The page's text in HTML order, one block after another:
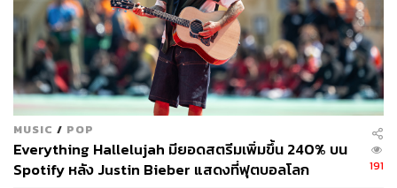
Cars, Run, Open Your Eyesแต่หลังจากที่ออกอัลบั้มFallen
Empiresเมื่อปี 2011 พวกเขาก็ห่างหายจากวงการเพลงเป็น
เวลาชั่วขณะ แต่ระหว่างที่เว้นวรรคจากการทำงานเพลง แกรี
ไลต์บอดี้ (Gary Lightbody) ฟรอนต์แมนของ Snow Patrol
ก็ได้ไปปรากฏตัวในซีรีส์
Game of Thronesในบทบาทพล
ทหารของโบลตัน ผู้ส่งตัวนักโทษบริแอน และเจมี แลนนิส
เตอร์ อีกทั้งยังโชว์พลังเสียงร้องเพลง
Maiden Fair ระหว่างขี่ม้า จนแฟนเพลง Snow Patrol เรียก
ร้องให้วงนำเพลงนี้ไปอัดอย่างจริงจัง
MUSIC / POP
Everything Hallelujah มียอดสตรีมเพิ่มขึ้น 240% บน
Spotify หลัง Justin Bieber แสดงที่ฟุตบอลโลก
191